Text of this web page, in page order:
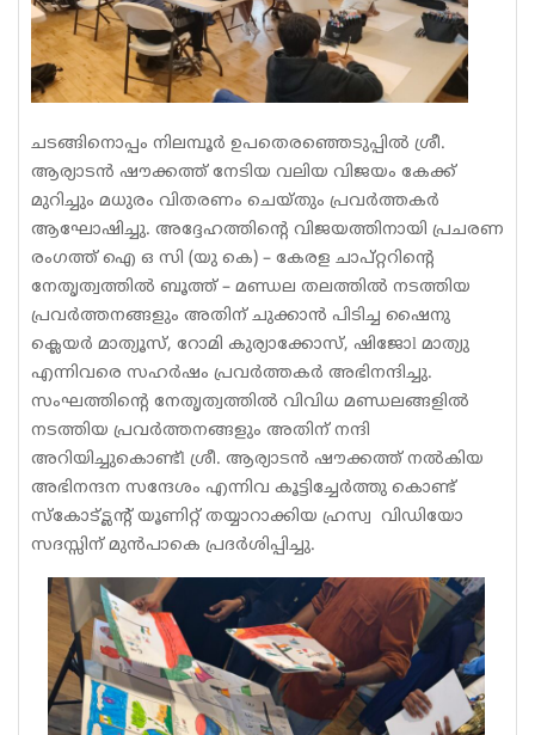
ചടങ്ങിനൊപ്പം നിലമ്പൂർ ഉപതെരഞ്ഞെടുപ്പിൽ ശ്രീ.
ആര്യാടൻ ഷൗക്കത്ത് നേടിയ വലിയ വിജയം കേക്ക്
മുറിച്ചും മധുരം വിതരണം ചെയ്തും പ്രവർത്തകർ
ആഘോഷിച്ചു. അദ്ദേഹത്തിന്റെ വിജയത്തിനായി പ്രചരണ
രംഗത്ത് ഐ ഒ സി (യു കെ) – കേരള ചാപ്റ്ററിന്റെ
നേതൃത്വത്തിൽ ബൂത്ത്‌ – മണ്ഡല തലത്തിൽ നടത്തിയ
പ്രവർത്തനങ്ങളും അതിന് ചുക്കാൻ പിടിച്ച ഷൈനു
ക്ലെയർ മാത്യൂസ്, റോമി കുര്യാക്കോസ്, ഷിജോl മാത്യു
എന്നിവരെ സഹർഷം പ്രവർത്തകർ അഭിനന്ദിച്ചു.
സംഘത്തിന്റെ നേതൃത്വത്തിൽ വിവിധ മണ്ഡലങ്ങളിൽ
നടത്തിയ പ്രവർത്തനങ്ങളും അതിന് നന്ദി
അറിയിച്ചുകൊണ്ട്l ശ്രീ. ആര്യാടൻ ഷൗക്കത്ത് നൽകിയ
അഭിനന്ദന സന്ദേശം എന്നിവ കൂട്ടിച്ചേർത്തു കൊണ്ട്
സ്കോട്ട്ലന്റ് യൂണിറ്റ് തയ്യാറാക്കിയ ഹ്രസ്വ വിഡിയോ
സദസ്സിന് മുൻപാകെ പ്രദർശിപ്പിച്ചു.